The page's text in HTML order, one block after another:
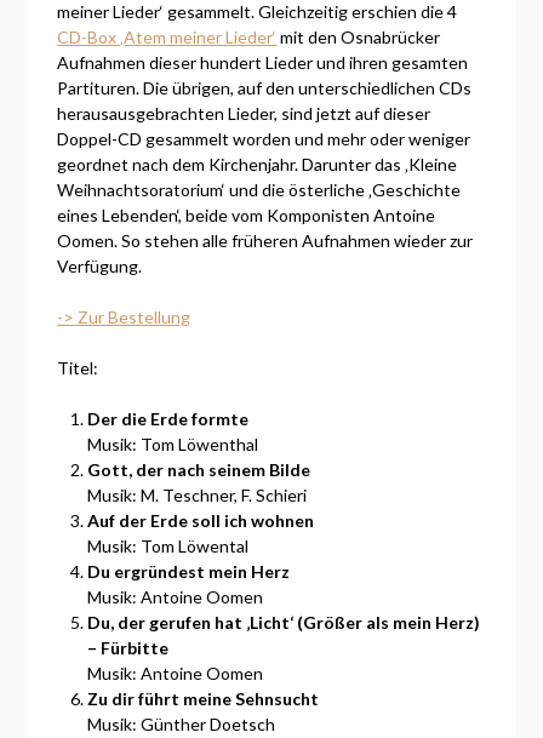
meiner Lieder‘ gesammelt. Gleichzeitig erschien die 4
CD-Box ‚Atem meiner Lieder‘ mit den Osnabrücker
Aufnahmen dieser hundert Lieder und ihren gesamten
Partituren. Die übrigen, auf den unterschiedlichen CDs
herausausgebrachten Lieder, sind jetzt auf dieser
Doppel-CD gesammelt worden und mehr oder weniger
geordnet nach dem Kirchenjahr. Darunter das ‚Kleine
Weihnachtsoratorium‘ und die österliche ‚Geschichte
eines Lebenden‘, beide vom Komponisten Antoine
Oomen. So stehen alle früheren Aufnahmen wieder zur
Verfügung.
-> Zur Bestellung
Titel:
Der die Erde formte
Musik: Tom Löwenthal
Gott, der nach seinem Bilde
Musik: M. Teschner, F. Schieri
Auf der Erde soll ich wohnen
Musik: Tom Löwental
Du ergründest mein Herz
Musik: Antoine Oomen
Du, der gerufen hat ‚Licht‘ (Größer als mein Herz)
– Fürbitte
Musik: Antoine Oomen
Zu dir führt meine Sehnsucht
Musik: Günther Doetsch